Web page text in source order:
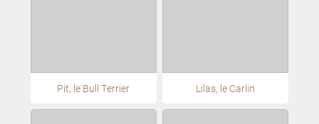
Pit, le Bull Terrier Lilas, le Carlin